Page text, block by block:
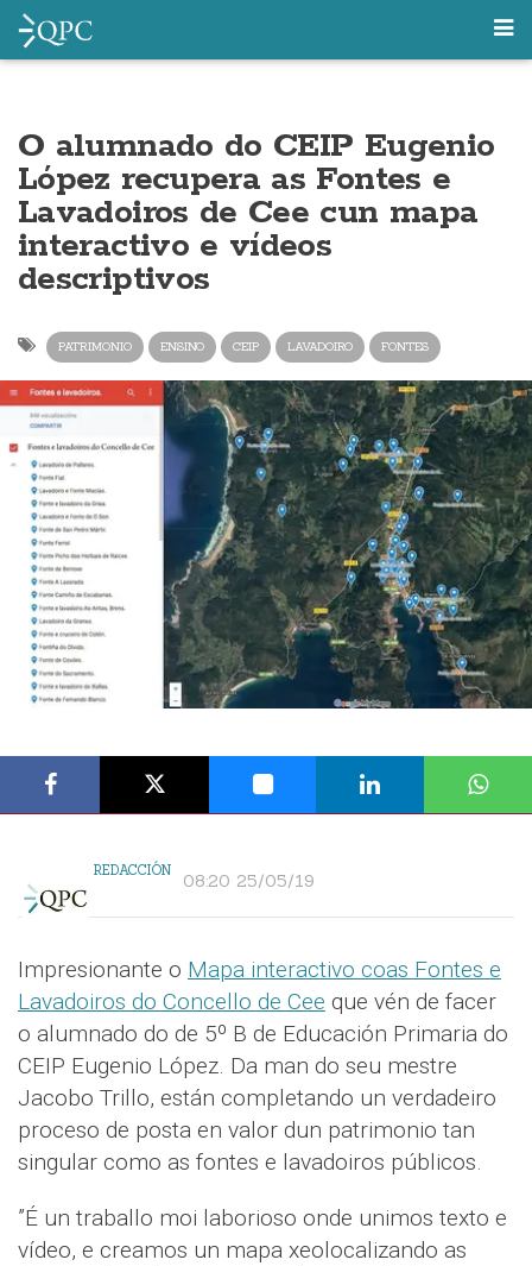
O alumnado do CEIP Eugenio
López recupera as Fontes e
Lavadoiros de Cee cun mapa
interactivo e vídeos
descriptivos
PATRIMONIO ENSINO CEIP LAVADOIRO FONTES
REDACCIÓN 08:20 25/05/19
Impresionante o Mapa interactivo coas Fontes e
Lavadoiros do Concello de Cee que vén de facer
o alumnado do de 5º B de Educación Primaria do
CEIP Eugenio López. Da man do seu mestre
Jacobo Trillo, están completando un verdadeiro
proceso de posta en valor dun patrimonio tan
singular como as fontes e lavadoiros públicos.
”É un traballo moi laborioso onde unimos texto e
vídeo, e creamos un mapa xeolocalizando as